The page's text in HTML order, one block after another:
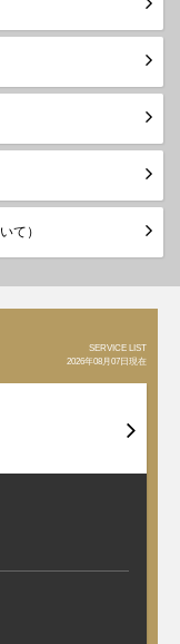
て）
SERVICE LIST
2026年08月07日現在